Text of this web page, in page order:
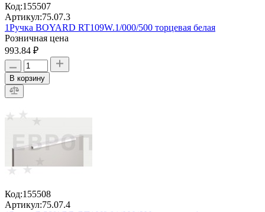
Код:155507
Артикул:75.07.3
1Ручка BOYARD RT109W.1/000/500 торцевая белая
Розничная цена
993.84 ₽
В корзину
Код:155508
Артикул:75.07.4